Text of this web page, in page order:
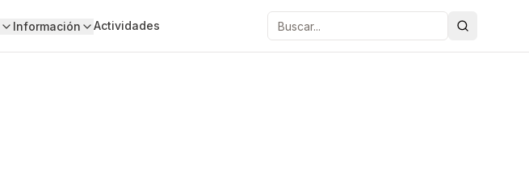
Información Actividades Buscar